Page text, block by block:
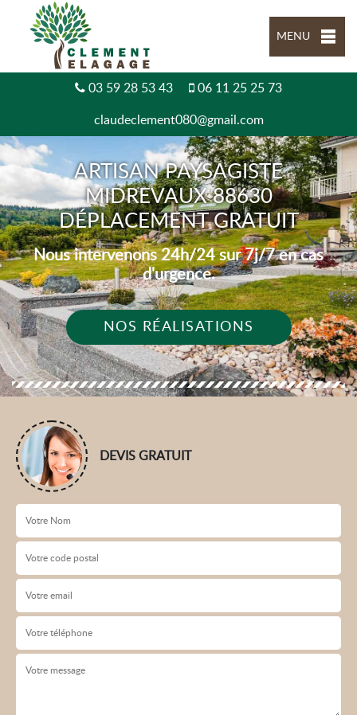
MENU
03 59 28 53 43 06 11 25 25 73
claudeclement080@gmail.com
ARTISAN PAYSAGISTE
MIDREVAUX 88630
DÉPLACEMENT GRATUIT
Nous intervenons 24h/24 sur 7j/7 en cas
d'urgence.
NOS RÉALISATIONS
DEVIS GRATUIT